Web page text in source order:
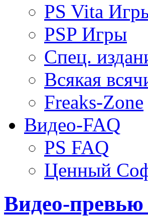
PS Vita
PSP Игры
Спец.
Всякая
Freaks-Zone
Видео-FAQ
PS FAQ
Ценный
Видео-